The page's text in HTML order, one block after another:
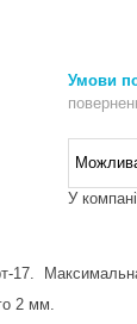
У
17.
2 мм.